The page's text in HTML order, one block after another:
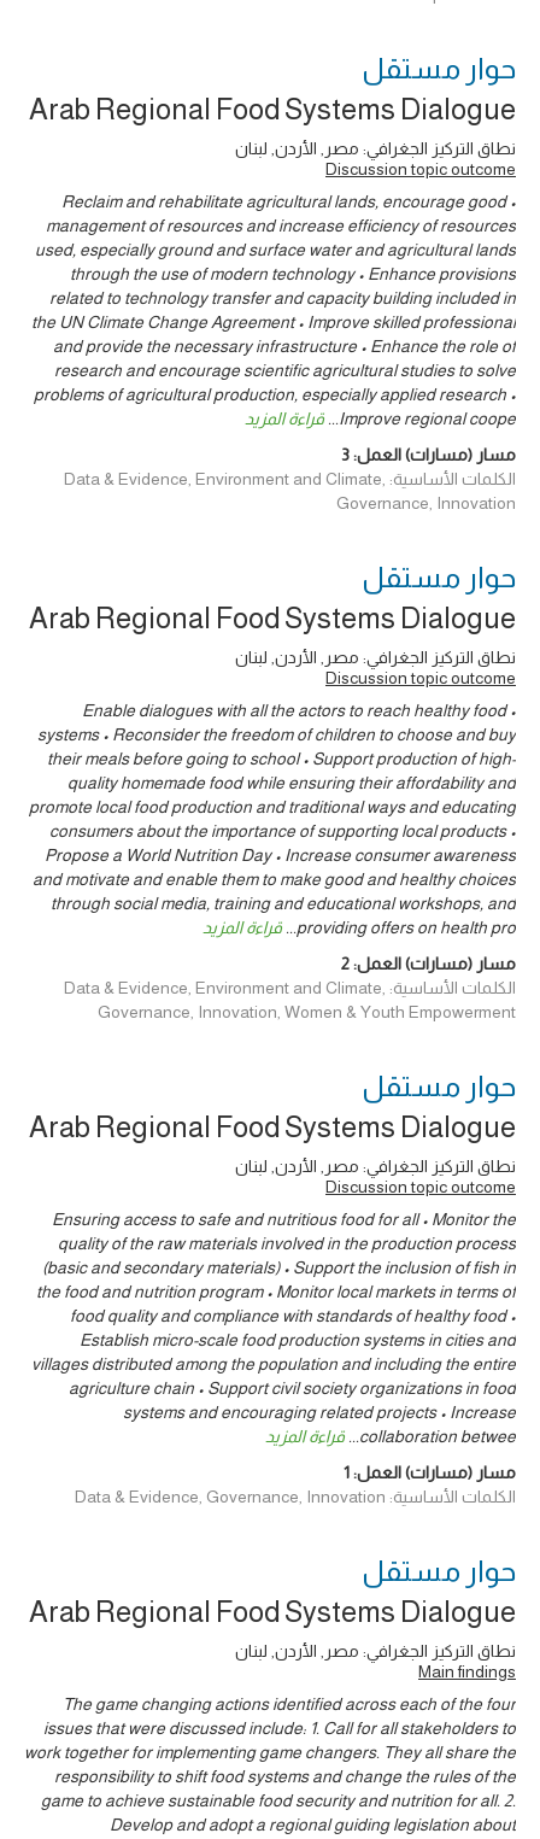
حوار ‎مستقل
Arab Regional Food Systems Dialogue
نطاق التركيز الجغرافي: مصر, الأردن, لبنان
Discussion topic outcome
• Reclaim and rehabilitate agricultural lands, encourage good
management of resources and increase efficiency of resources
used, especially ground and surface water and agricultural lands
through the use of modern technology • Enhance provisions
related to technology transfer and capacity building included in
the UN Climate Change Agreement • Improve skilled professional
and provide the necessary infrastructure • Enhance the role of
research and encourage scientific agricultural studies to solve
problems of agricultural production, especially applied research •
Improve regional coope
... قراءة المزيد
مسار (مسارات) العمل:3
الكلمات الأساسية: Data & Evidence, Environment and Climate,
Governance, Innovation
حوار ‎مستقل
Arab Regional Food Systems Dialogue
نطاق التركيز الجغرافي: مصر, الأردن, لبنان
Discussion topic outcome
• Enable dialogues with all the actors to reach healthy food
systems • Reconsider the freedom of children to choose and buy
their meals before going to school • Support production of high-
quality homemade food while ensuring their affordability and
promote local food production and traditional ways and educating
consumers about the importance of supporting local products •
Propose a World Nutrition Day • Increase consumer awareness
and motivate and enable them to make good and healthy choices
through social media, training and educational workshops, and
providing offers on health pro
... قراءة المزيد
مسار (مسارات) العمل:2
الكلمات الأساسية: Data & Evidence, Environment and Climate,
Governance, Innovation, Women & Youth Empowerment
حوار ‎مستقل
Arab Regional Food Systems Dialogue
نطاق التركيز الجغرافي: مصر, الأردن, لبنان
Discussion topic outcome
Ensuring access to safe and nutritious food for all • Monitor the
quality of the raw materials involved in the production process
(basic and secondary materials) • Support the inclusion of fish in
the food and nutrition program • Monitor local markets in terms of
food quality and compliance with standards of healthy food •
Establish micro-scale food production systems in cities and
villages distributed among the population and including the entire
agriculture chain • Support civil society organizations in food
systems and encouraging related projects • Increase
collaboration betwee
... قراءة المزيد
مسار (مسارات) العمل:1
الكلمات الأساسية: Data & Evidence, Governance, Innovation
حوار ‎مستقل
Arab Regional Food Systems Dialogue
نطاق التركيز الجغرافي: مصر, الأردن, لبنان
Main findings
The game changing actions identified across each of the four
issues that were discussed include: 1. Call for all stakeholders to
work together for implementing game changers. They all share the
responsibility to shift food systems and change the rules of the
game to achieve sustainable food security and nutrition for all. 2.
Develop and adopt a regional guiding legislation about